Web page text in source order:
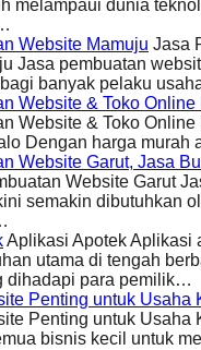
melampaui dunia
Website Mamuju Jasa
Jasa pembuatan
banyak pelaku
Website & Toko
Website & Toko Online
Dengan harga
Website Garut, Jasa
Website Garut
semakin dibutuhkan
Aplikasi Apotek Aplikasi
utama di tengah
dihadapi para pemilik…
Penting untuk Usaha
Penting untuk Usaha
bisnis kecil untuk